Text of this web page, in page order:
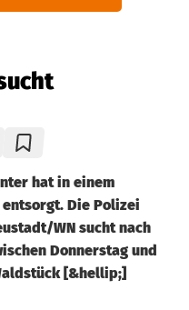
hat in einem
Die Polizei
WN sucht nach
Donnerstag und
[&hellip;]